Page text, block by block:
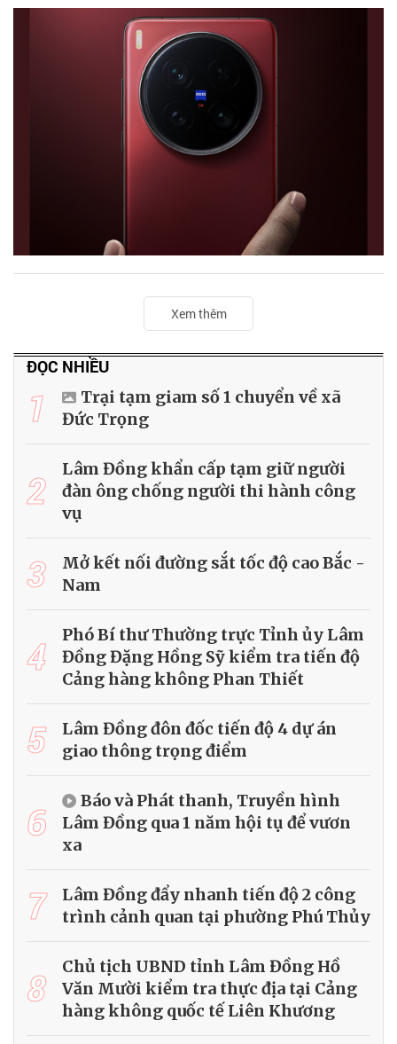
Xem thêm
ĐỌC NHIỀU
1
Trại tạm giam số 1 chuyển về xã
Đức Trọng
2
Lâm Đồng khẩn cấp tạm giữ người
đàn ông chống người thi hành công
vụ
3
Mở kết nối đường sắt tốc độ cao Bắc -
Nam
4
Phó Bí thư Thường trực Tỉnh ủy Lâm
Đồng Đặng Hồng Sỹ kiểm tra tiến độ
Cảng hàng không Phan Thiết
5
Lâm Đồng đôn đốc tiến độ 4 dự án
giao thông trọng điểm
6
Báo và Phát thanh, Truyền hình
Lâm Đồng qua 1 năm hội tụ để vươn
xa
7
Lâm Đồng đẩy nhanh tiến độ 2 công
trình cảnh quan tại phường Phú Thủy
8
Chủ tịch UBND tỉnh Lâm Đồng Hồ
Văn Mười kiểm tra thực địa tại Cảng
hàng không quốc tế Liên Khương